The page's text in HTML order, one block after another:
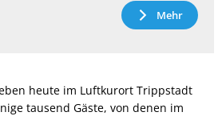
Mehr
heute im Luftkurort Trippstadt
tausend Gäste, von denen im